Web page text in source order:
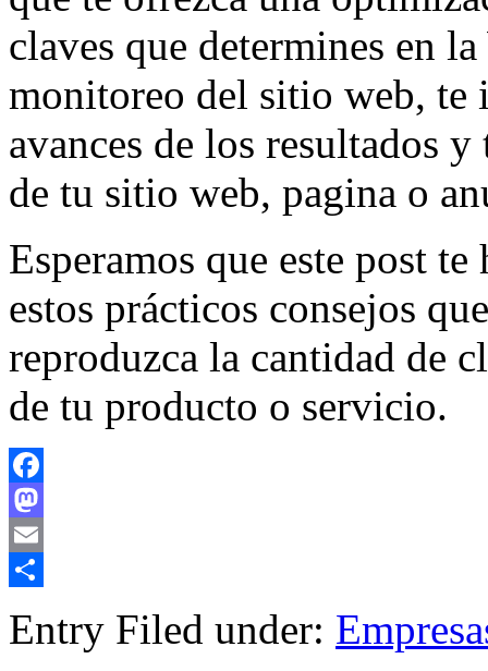
claves que determines en
monitoreo del sitio web, te
avances de los resultados
de tu sitio web, pagina o
Esperamos que este post
estos prácticos consejos
reproduzca la cantidad de
de tu producto o servicio.
Facebook
Mastodon
Email
Entry Filed under: